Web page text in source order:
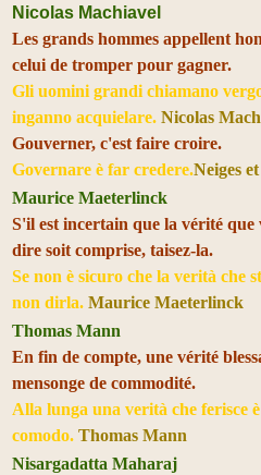
Nicolas Machiavel
Les grands hommes appellent
celui de tromper pour gagner.
Gli uomini grandi chiamano
inganno acquielare. Nicolas
Gouverner, c'est faire croire.
Governare è far credere.Neiges
Maurice Maeterlinck
S'il est incertain que la vérité que
dire soit comprise, taisez-la.
Se non è sicuro che la verità che
non dirla. Maurice Maeterlinck
Thomas Mann
En fin de compte, une vérité
mensonge de commodité.
Alla lunga una verità che ferisce
comodo. Thomas Mann
Nisargadatta Maharaj